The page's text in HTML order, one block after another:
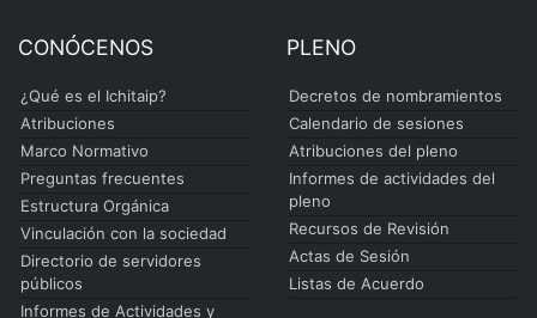
CONÓCENOS
¿Qué es el Ichitaip?
Atribuciones
Marco Normativo
Preguntas frecuentes
Estructura Orgánica
Vinculación con la sociedad
Directorio de servidores
públicos
Informes de Actividades y
PLENO
Decretos de nombramientos
Calendario de sesiones
Atribuciones del pleno
Informes de actividades del
pleno
Recursos de Revisión
Actas de Sesión
Listas de Acuerdo